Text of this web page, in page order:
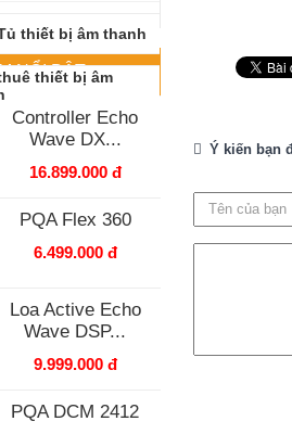
Ý kiến bạn
thiết bị âm thanh
thiết bị âm
NỔI BẬT
Controller Echo
Wave DX...
16.899.000 đ
PQA Flex 360
6.499.000 đ
Loa Active Echo
Wave DSP...
9.999.000 đ
PQA DCM 2412